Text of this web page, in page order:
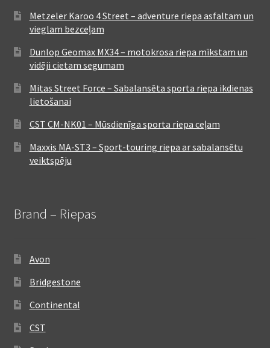
Metzeler Karoo 4 Street – adventure riepa asfaltam un
vieglam bezceļam
Dunlop Geomax MX34 – motokrosa riepa mīkstam un
vidēji cietam segumam
Mitas Street Force – Sabalansēta sporta riepa ikdienas
lietošanai
CST CM-NK01 – Mūsdienīga sporta riepa ceļam
Maxxis MA-ST3 – Sport-touring riepa ar sabalansētu
veiktspēju
Brand – Riepas
Avon
Bridgestone
Continental
CST